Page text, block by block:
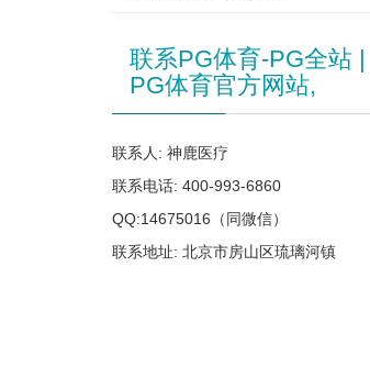
联系PG体育-PG全站 |
PG体育官方网站,
联系人: 神鹿医疗
联系电话: 400-993-6860
QQ:14675016（同微信）
联系地址: 北京市房山区琉璃河镇